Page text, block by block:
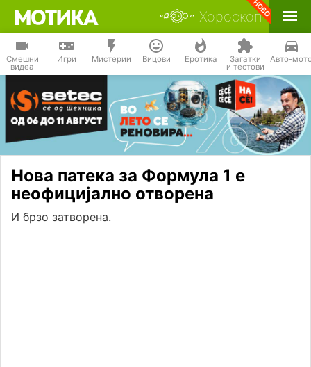
Хороскоп
Смешни
видеа
Игри Мистерии Вицови Еротика Загатки
и тестови
Авто-
Нова патека за Формула 1 е
неофицијално отворена
И брзо затворена.